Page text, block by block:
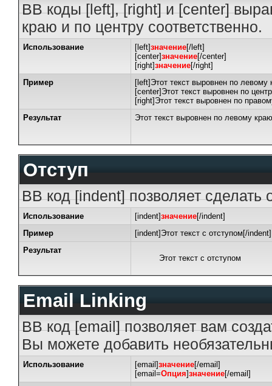
BB коды [left], [right] и [center]
краю и по центру соответственно.
Использование [left]значение[/left]
[center]значение[/center]
[right]значение[/right]
Пример
[left]Этот текст выровнен по левому
[center]Этот текст выровнен по
[right]Этот текст выровнен по
Результат
Этот текст выровнен по левому краю
Отступ
BB код [indent] позволяет сделать
Использование [indent]значение[/indent]
Пример
[indent]Этот текст с отступом[/indent]
Результат
Этот текст с отступом
Email Linking
BB код [email] позволяет вам
Вы можете добавить
Использование [email]значение[/email]
[email=Опция]значение[/email]